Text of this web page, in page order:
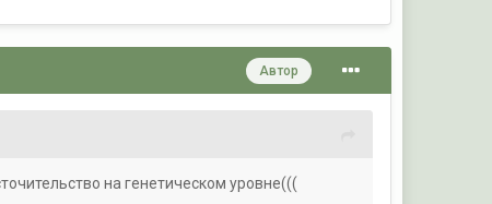
Автор
на генетическом уровне(((